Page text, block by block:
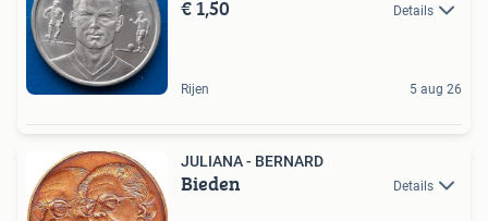
€ 1,50 Details
Rijen 5 aug 26
JULIANA - BERNARD
Bieden Details